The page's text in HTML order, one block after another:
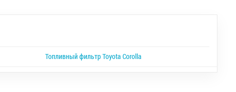
Топливный фильтр Toyota Corolla